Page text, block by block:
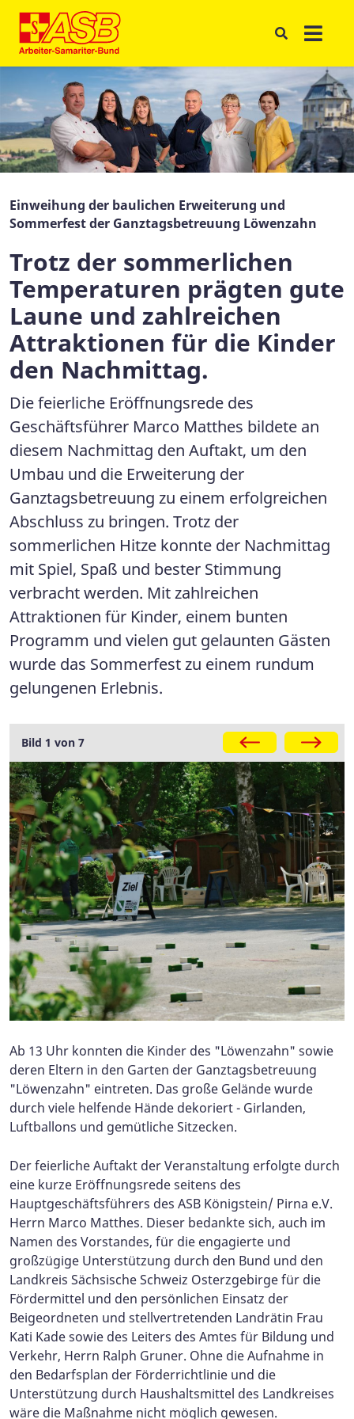
Einweihung der baulichen Erweiterung und
Sommerfest der Ganztagsbetreuung Löwenzahn
Trotz der sommerlichen
Temperaturen prägten gute
Laune und zahlreichen
Attraktionen für die Kinder
den Nachmittag.
Die feierliche Eröffnungsrede des
Geschäftsführer Marco Matthes bildete an
diesem Nachmittag den Auftakt, um den
Umbau und die Erweiterung der
Ganztagsbetreuung zu einem erfolgreichen
Abschluss zu bringen. Trotz der
sommerlichen Hitze konnte der Nachmittag
mit Spiel, Spaß und bester Stimmung
verbracht werden. Mit zahlreichen
Attraktionen für Kinder, einem bunten
Programm und vielen gut gelaunten Gästen
wurde das Sommerfest zu einem rundum
gelungenen Erlebnis.
Galerie
Bild 1 von 7
Ab 13 Uhr konnten die Kinder des "Löwenzahn" sowie
deren Eltern in den Garten der Ganztagsbetreuung
"Löwenzahn" eintreten. Das große Gelände wurde
durch viele helfende Hände dekoriert - Girlanden,
Luftballons und gemütliche Sitzecken.
Der feierliche Auftakt der Veranstaltung erfolgte durch
eine kurze Eröffnungsrede seitens des
Hauptgeschäftsführers des ASB Königstein/ Pirna e.V.
Herrn Marco Matthes. Dieser bedankte sich, auch im
Namen des Vorstandes, für die engagierte und
großzügige Unterstützung durch den Bund und den
Landkreis Sächsische Schweiz Osterzgebirge für die
Fördermittel und den persönlichen Einsatz der
Beigeordneten und stellvertretenden Landrätin Frau
Kati Kade sowie des Leiters des Amtes für Bildung und
Verkehr, Herrn Ralph Gruner. Ohne die Aufnahme in
den Bedarfsplan der Förderrichtlinie und die
Unterstützung durch Haushaltsmittel des Landkreises
wäre die Maßnahme nicht möglich gewesen.